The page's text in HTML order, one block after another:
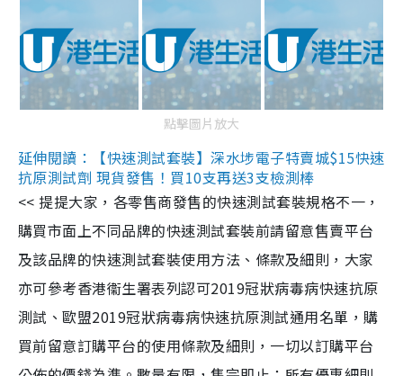
點擊圖片放大
延伸閱讀：【快速測試套裝】深水埗電子特賣城$15快速
抗原測試劑 現貨發售！買10支再送3支檢測棒
<< 提提大家，各零售商發售的快速測試套裝規格不一，
購買市面上不同品牌的快速測試套裝前請留意售賣平台
及該品牌的快速測試套裝使用方法、條款及細則，大家
亦可參考香港衞生署表列認可2019冠狀病毒病快速抗原
測試、歐盟2019冠狀病毒病快速抗原測試通用名單，購
買前留意訂購平台的使用條款及細則，一切以訂購平台